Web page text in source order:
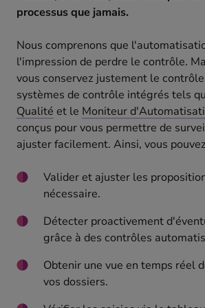
processus que jamais.
Nous comprenons que
l'impression de perdre le contrôle.
vous conservez justement le
systèmes de contrôle intégrés tels
Qualité et le Moniteur
conçus pour vous permettre de
ajuster facilement. Ainsi, vous
Valider et ajuster les
nécessaire.
Détecter proactivement
grâce à des contrôles
Obtenir une vue en temps réel
vos dossiers.